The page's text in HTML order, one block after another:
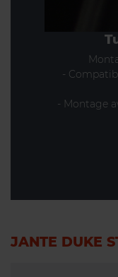
-
- Montage
JANTE DUKE